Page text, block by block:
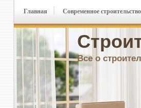
Все о
Главная Современное строительство